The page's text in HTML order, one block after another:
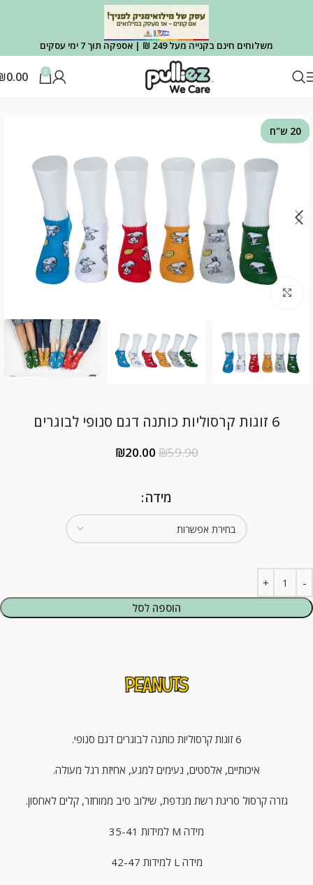
משלוחים חינם בקנייה מעל 249 ₪ | אספקה תוך 7 ימי עסקים
0
0.00
6 זוגות קרסוליות כותנה דגם סנופי לבוגרים
₪59.90
₪20.00
מידה
הוספה לסל
6 זוגות קרסוליות כותנה לבוגרים דגם סנופי.
איכותיים, אלסטים, נעימים למגע, אחיזת רגל מעולה.
גזרה קרסול סריגת רשת מנדפת, שילוב סיב ממוחזר, קלים לאחסון.
מידה M למידות 35-41
מידה L למידות 42-47
עמוד הבית OUTLET OUTLET גרביים
20 ש"ח